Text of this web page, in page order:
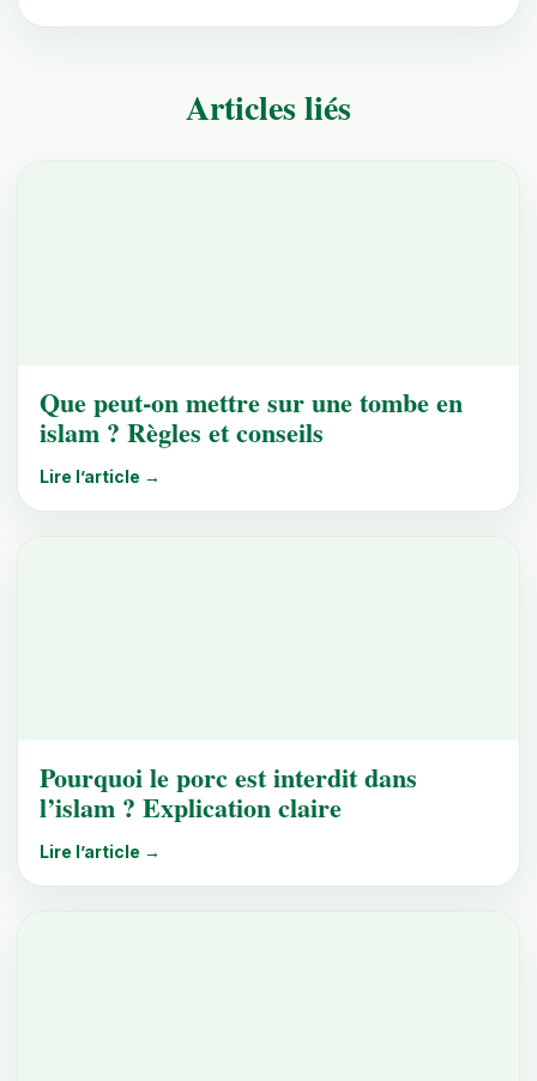
Articles liés
Que peut-on mettre sur une tombe en
islam ? Règles et conseils
Lire l’article →
Pourquoi le porc est interdit dans
l’islam ? Explication claire
Lire l’article →